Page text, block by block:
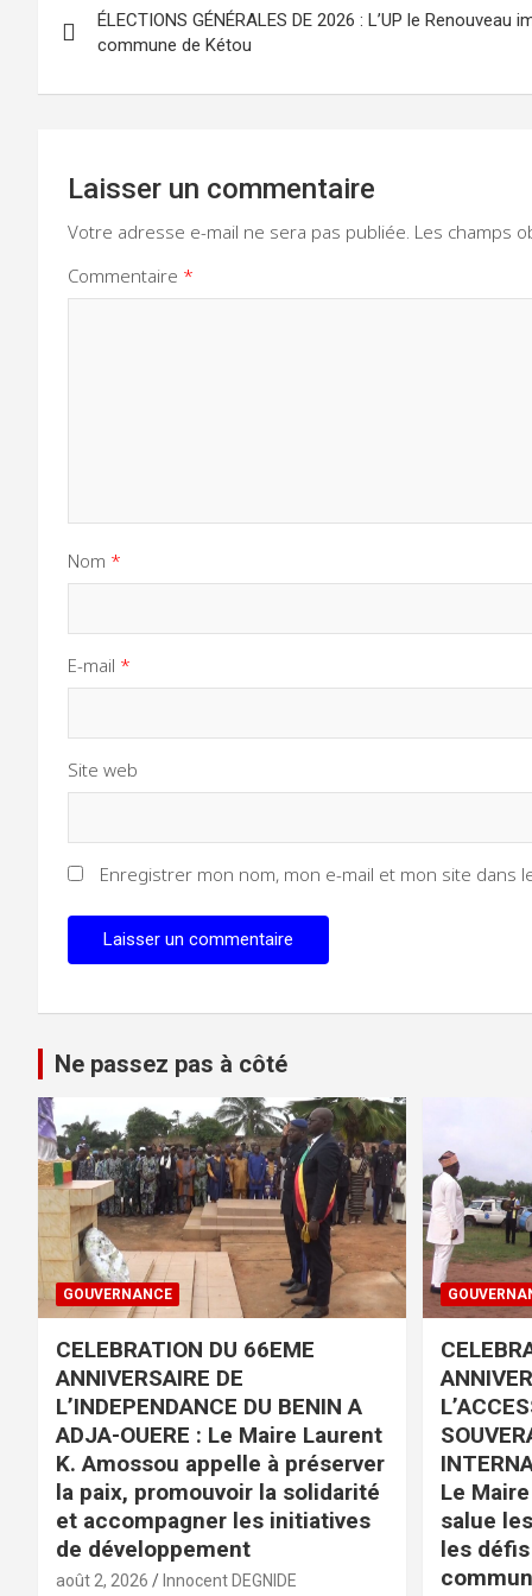
de
l’article
ÉLECTIONS GÉNÉRALES DE 2026 : L’UP le
commune de Kétou
Laisser un commentaire
Votre adresse e-mail ne sera pas publiée. Les champs
Commentaire *
Nom *
E-mail *
Site web
Enregistrer mon nom, mon e-mail et mon site dans
Ne passez pas à côté
GOUVERNANCE
CELEBRATION DU 66EME
ANNIVERSAIRE DE
L’INDEPENDANCE DU BENIN A
ADJA-OUERE : Le Maire Laurent
K. Amossou appelle à préserver
la paix, promouvoir la solidarité
et accompagner les initiatives
de développement
août 2, 2026 Innocent DEGNIDE
Le
salue
les